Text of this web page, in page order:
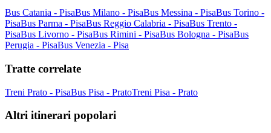
Bus Catania - PisaBus Milano - PisaBus Messina - PisaBus Torino -
PisaBus Parma - PisaBus Reggio Calabria - PisaBus Trento -
PisaBus Livorno - PisaBus Rimini - PisaBus Bologna - PisaBus
Perugia - PisaBus Venezia - Pisa
Tratte correlate
Treni Prato - PisaBus Pisa - PratoTreni Pisa - Prato
Altri itinerari popolari